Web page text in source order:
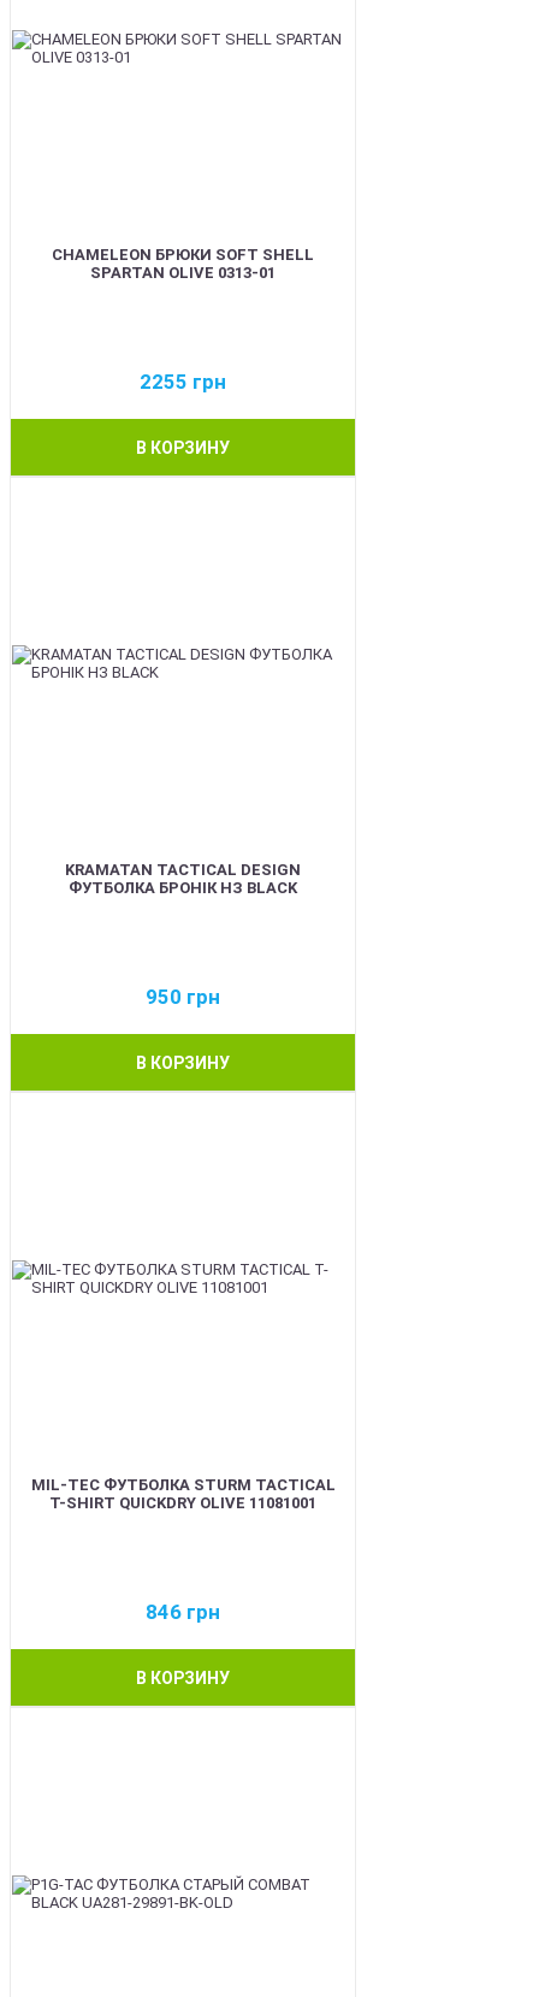
CHAMELEON БРЮКИ SOFT SHELL
SPARTAN OLIVE 0313-01
2255 грн
В КОРЗИНУ
KRAMATAN TACTICAL DESIGN
ФУТБОЛКА БРОНІК НЗ BLACK
950 грн
В КОРЗИНУ
MIL-TEC ФУТБОЛКА STURM TACTICAL
T-SHIRT QUICKDRY OLIVE 11081001
846 грн
В КОРЗИНУ